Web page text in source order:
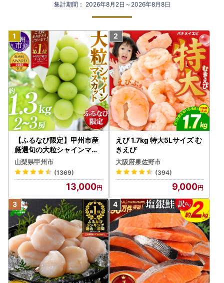
集計期間： 2026年8月2日～2026年8月8日
【ふるなび限定】甲州市産
厳選旬の大粒シャインマス
カット 約1.3kg 2～3房【2
026年発送】（MG）B12-
472 FN-Limited-VO シャ
インマスカット フルーツ
山梨県甲州市
(1369)
13,000
えび 1.7kg 特大5Lサイズ む
きえび
大阪府泉佐野市
(394)
9,000